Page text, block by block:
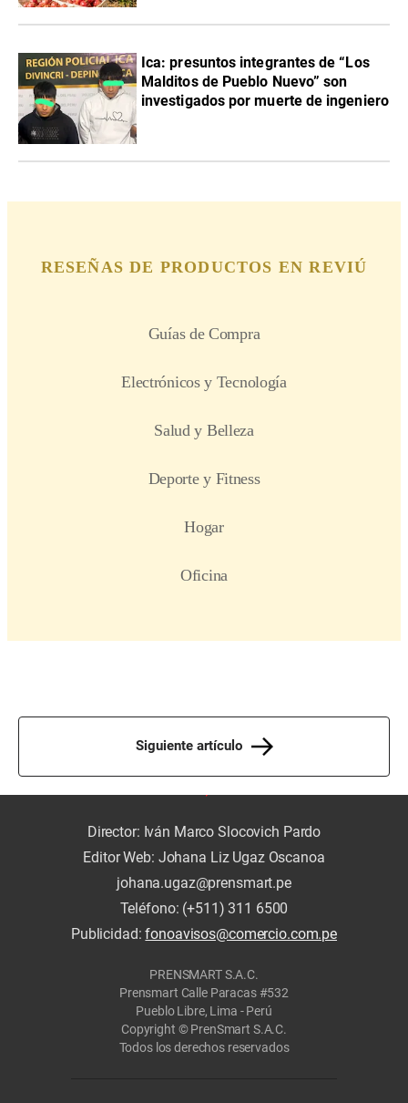
Ica: presuntos integrantes de “Los
Malditos de Pueblo Nuevo” son
investigados por muerte de ingeniero
Siguiente artículo
Director: Iván Marco Slocovich Pardo
Editor Web: Johana Liz Ugaz Oscanoa
johana.ugaz@prensmart.pe
Teléfono: (+511) 311 6500
Publicidad:fonoavisos@comercio.com.pe
PRENSMART S.A.C.
Prensmart Calle Paracas #532
Pueblo Libre, Lima - Perú
Copyright © PrenSmart S.A.C.
Todos los derechos reservados